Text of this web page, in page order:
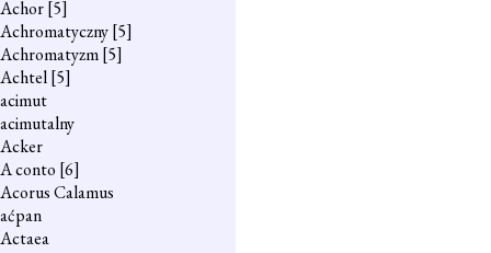
Achor[5]
Achromatyczny[5]
Achromatyzm[5]
Achtel[5]
acimut
acimutalny
Acker
A conto [6]
Acorus Calamus
aćpan
Actaea